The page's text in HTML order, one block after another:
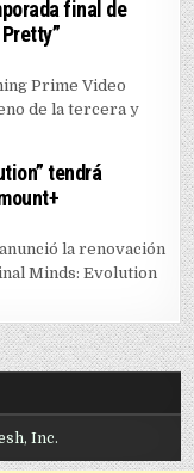
final de
PRIME VIDEO LANZA
Prime Video
de la tercera y
tendrá
“CRIMINAL MINDS:
la renovación
Minds: Evolution
Inc.